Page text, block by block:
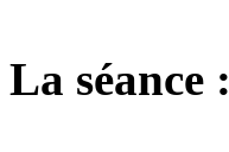
La séance :